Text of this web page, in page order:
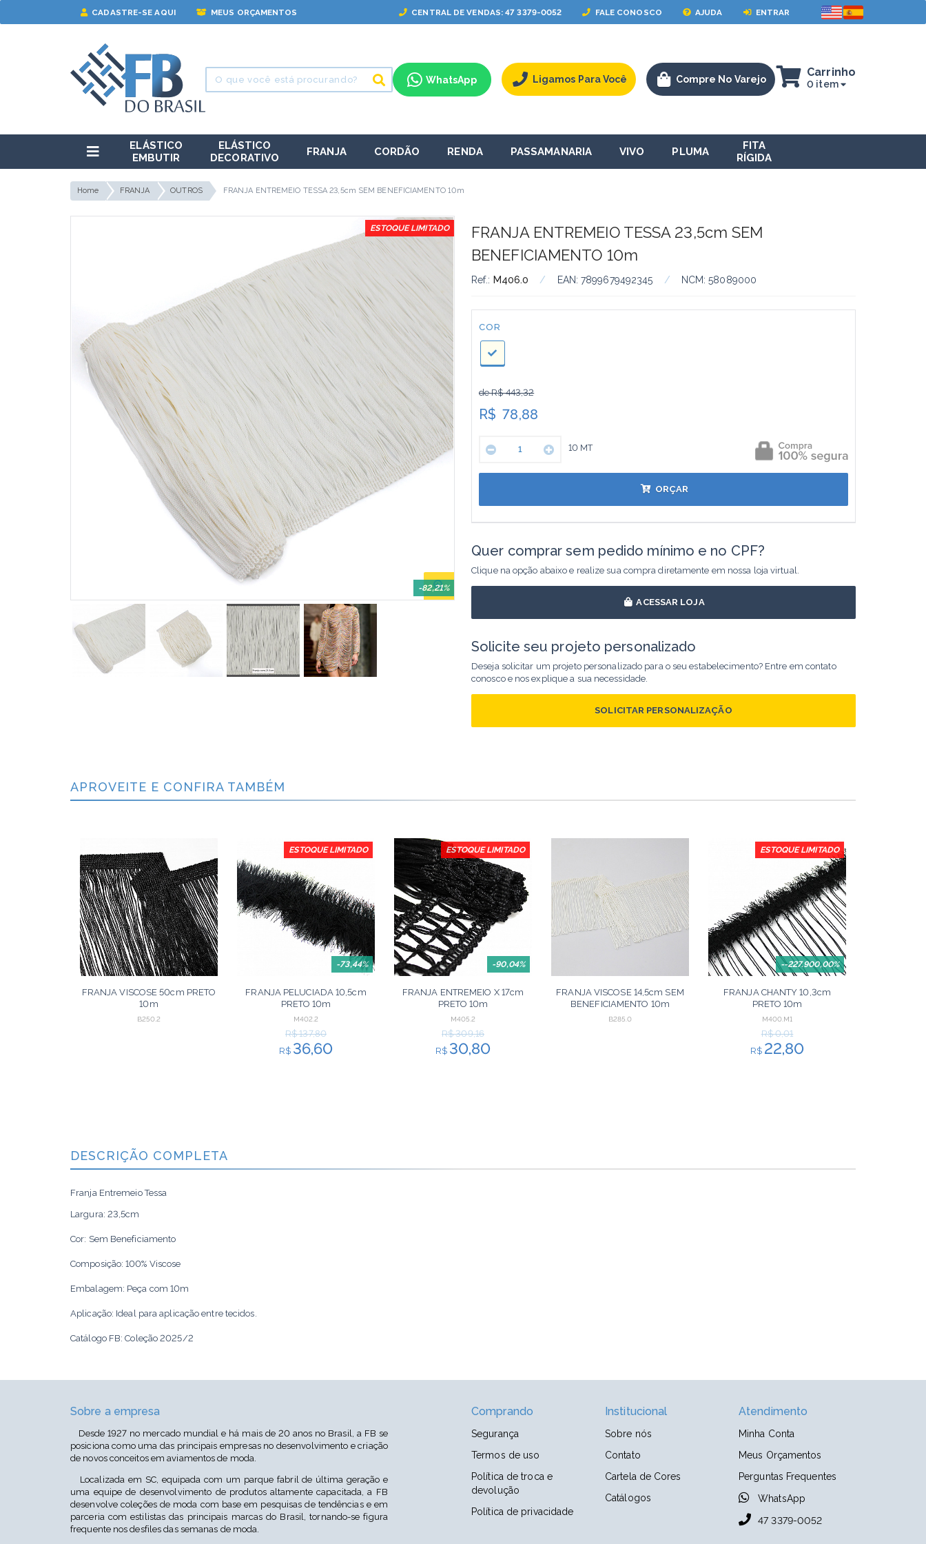
CADASTRE-SE AQUI MEUS ORÇAMENTOS CENTRALDE VENDAS: 47 3379-0052 FALE CONOSCO AJUDA ENTRAR
Compre No Varejo
Ligamos Para Você
WhatsApp
Carrinho
0 item
ELÁSTICO
EMBUTIR
ELÁSTICO
DECORATIVO
FRANJA CORDÃO RENDA PASSAMANARIA VIVO PLUMA
FITA
RÍGIDA
Home FRANJA OUTROS FRANJA ENTREMEIO TESSA 23,5cm SEM BENEFICIAMENTO 10m
ESTOQUE LIMITADO
-82,21%
FRANJA ENTREMEIO TESSA 23,5cm SEM
BENEFICIAMENTO 10m
Ref.: M406.0 / EAN: 7899679492345 / NCM: 58089000
Cor:
COR
de R$ 443,32
R$ 78,88
10 MT
ORÇAR
Quer comprar sem pedido mínimo e no CPF?
Clique na opção abaixo e realize sua compra diretamente em nossa loja virtual.
ACESSAR LOJA
Solicite seu projeto personalizado
Deseja solicitar um projeto personalizado para o seu estabelecimento? Entre em contato
conosco e nos explique a sua necessidade.
SOLICITAR PERSONALIZAÇÃO
APROVEITE E CONFIRA TAMBÉM
FRANJA VISCOSE 50cm PRETO
10m
B250.2
ESTOQUE LIMITADO
-73,44%
FRANJA PELUCIADA 10,5cm
PRETO 10m
M402.2
R$ 137,80
R$ 36,60
ESTOQUE LIMITADO
-90,04%
FRANJA ENTREMEIO X 17cm
PRETO 10m
M405.2
R$ 309,16
R$ 30,80
FRANJA VISCOSE 14,5cm SEM
BENEFICIAMENTO 10m
B285.0
ESTOQUE LIMITADO
--227.900,00%
FRANJA CHANTY 10,3cm
PRETO 10m
M400.M1
R$ 0,01
R$ 22,80
DESCRIÇÃO COMPLETA
Franja Entremeio Tessa
Largura: 23,5cm
Cor: Sem Beneficiamento
Composição: 100% Viscose
Embalagem: Peça com 10m
Aplicação: Ideal para aplicação entre tecidos.
Catálogo FB: Coleção 2025/2
Sobre a empresa
Desde 1927 no mercado mundial e há mais de 20 anos no Brasil, a FB se
posiciona como uma das principais empresas no desenvolvimento e criação
de novos conceitos em aviamentos de moda.
Localizada em SC, equipada com um parque fabril de última geração e
uma equipe de desenvolvimento de produtos altamente capacitada, a FB
desenvolve coleções de moda com base em pesquisas de tendências e em
parceria com estilistas das principais marcas do Brasil, tornando-se figura
frequente nos desfiles das semanas de moda.
Comprando
Segurança
Termos de uso
Política de troca e
devolução
Política de privacidade
Institucional
Sobre nós
Contato
Cartela de Cores
Catálogos
Atendimento
Minha Conta
Meus Orçamentos
Perguntas Frequentes
WhatsApp
47 3379-0052